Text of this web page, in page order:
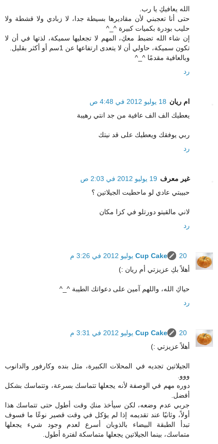
الله يعافيكِ يا رب.
حتى أنا تعجبني لأن مقاديرها بسيطة جدا، لا زبادي ولا قشطة ولا
حليب بودرة بكميات كبيرة ^_^
إن شاء الله تضبط معكِ، المهم لا تجعليها سميكة، لذتها في أن لا
تكون سميكة، حاولي أن لا يتعدى ارتفاعها عن 1سم أو أكثر بقليل.
وبالعافية مقدمًا ^_^
رد
ام ريان 18 يوليو 2012 في 4:48 ص
يعطيك الف الف عافية من جد انتي رهيبة
ربي يوفقك ويعطيك على قد نيتك
رد
غير معرف 19 يوليو 2012 في 2:03 ص
حبيبتي عادي لو ماحطيت الجيلاتين ؟
لاني مالقيتو دورتلو في كزا مكان
رد
Cup Cake
20 يوليو 2012 في 3:26 م
أهلاً بكِ عزيزتي أم ريان :)
حياكِ الله، واللهم آمين على دعواتك الطيبة ^_^
رد
Cup Cake
20 يوليو 2012 في 3:31 م
أهلاً عزيزتي :)
الجيلاتين تجديه في المحلات الكبيرة، مثل بنده وكارفور والدانوب
ووو.
دوره مهم في الوصفة لأنه يجعلها تتماسك بسرعة، وتتماسك بشكل
أفضل.
جربي عدم وضعه، لكن سيأخذ منكِ وقت أطول حتى تتماسك هذا
أولاً، وثانيًا عند تقديمه إذا لم يؤكل في وقت قصير نوعًا ما فسوف
تبدأ الطبقة البيضاء بالذوبان أسرع لعدم وجود شيء يجعلها
متماسك، بينما الجيلاتين يجعلها متماسكة لفترة أطول.